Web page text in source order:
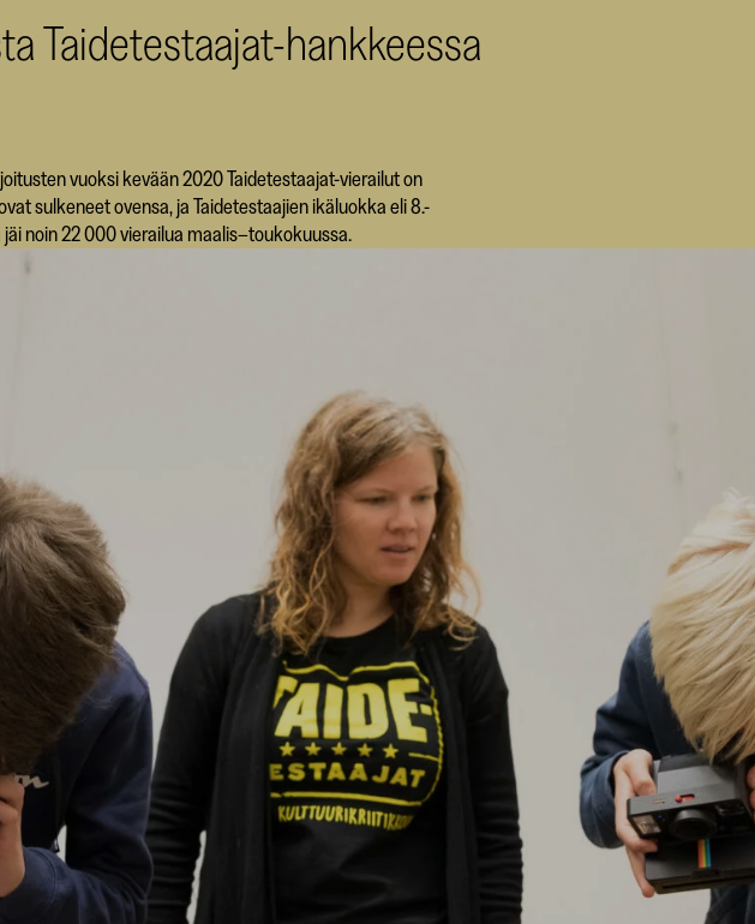
Taidetestaajat-hankkeessa
vuoksi kevään 2020 Taidetestaajat-vierailut on
sulkeneet ovensa, ja Taidetestaajien ikäluokka eli 8.-
noin 22 000 vierailua maalis–toukokuussa.